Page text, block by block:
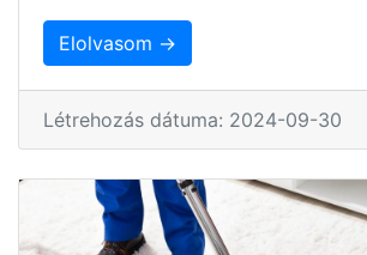
Elolvasom →
Létrehozás dátuma: 2024-09-30